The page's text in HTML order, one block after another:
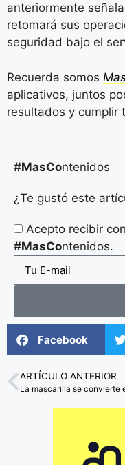
anteriormente
retomará sus
seguridad bajo el
Recuerda somos
aplicativos, juntos
resultados y cumplir
#MasContenidos
¿Te gustó este
Acepto recibir
#MasContenidos.
Facebook
ARTÍCULO ANTERIOR